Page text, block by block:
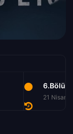
6.Bölüm
21 Nisan